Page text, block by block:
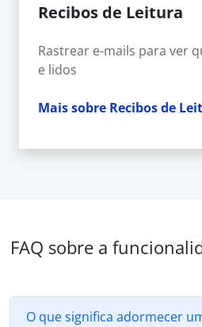
Recibos de Leitura
Rastrear e-mails para ver
e lidos
Mais sobre Recibos de
FAQ sobre a
O que significa adormecer